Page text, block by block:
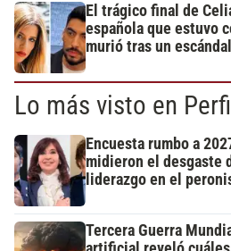
El trágico final de
española que estuvo
murió tras un
Lo más visto en
Encuesta rumbo a
midieron el desgaste
liderazgo en el
Tercera Guerra